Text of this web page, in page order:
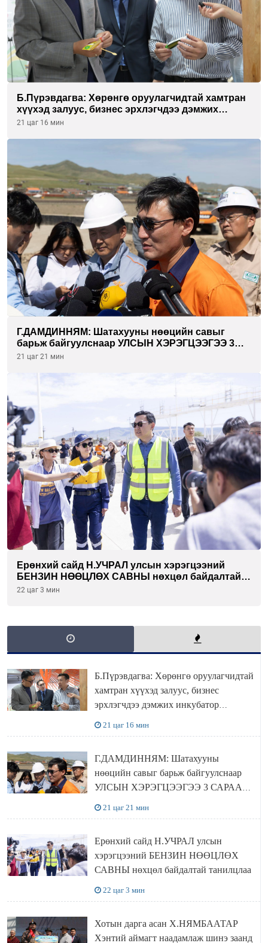
Б.Пүрэвдагва: Хөрөнгө оруулагчидтай хамтран
хүүхэд залуус, бизнес эрхлэгчдээ дэмжих
инкубатор төвүүдийг хотын захын
21 цаг 16 мин
Г.ДАМДИННЯМ: Шатахууны нөөцийн савыг
барьж байгуулснаар УЛСЫН ХЭРЭГЦЭЭГЭЭ 3
САРААР НӨӨЦЛӨДӨГ болно
21 цаг 21 мин
Ерөнхий сайд Н.УЧРАЛ улсын хэрэгцээний
БЕНЗИН НӨӨЦЛӨХ САВНЫ нөхцөл байдалтай
танилцлаа
22 цаг 3 мин
Б.Пүрэвдагва: Хөрөнгө оруулагчидтай
хамтран хүүхэд залуус, бизнес
эрхлэгчдээ дэмжих инкубатор
21 цаг 16 мин
Г.ДАМДИННЯМ: Шатахууны
нөөцийн савыг барьж байгуулснаар
УЛСЫН ХЭРЭГЦЭЭГЭЭ 3 САРААР
21 цаг 21 мин
Ерөнхий сайд Н.УЧРАЛ улсын
хэрэгцээний БЕНЗИН НӨӨЦЛӨХ
САВНЫ нөхцөл байдалтай танилцлаа
22 цаг 3 мин
Хотын дарга асан Х.НЯМБААТАР
Хэнтий аймагт наадамлаж шинэ заанд